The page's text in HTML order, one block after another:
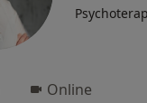
Online